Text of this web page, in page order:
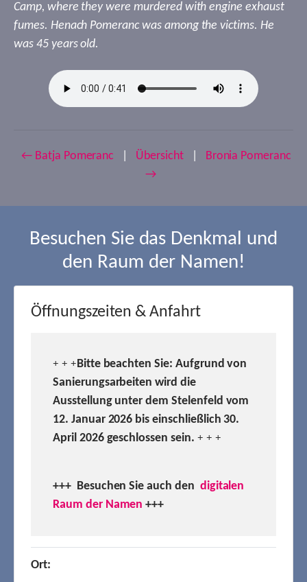
Camp, where they were murdered with engine exhaust
fumes. Henach Pomeranc was among the victims. He
was 45 years old.
← Batja Pomeranc Übersicht
Bronia Pomeranc
→
Besuchen Sie das Denkmal und
den Raum der Namen!
Öffnungszeiten & Anfahrt
+ + +Bitte beachten Sie: Aufgrund von
Sanierungsarbeiten wird die
Ausstellung unter dem Stelenfeld vom
12. Januar 2026 bis einschließlich 30.
April 2026 geschlossen sein. + + +
+++ Besuchen Sie auch den digitalen
Raum der Namen +++
Ort: